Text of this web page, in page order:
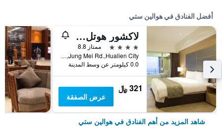
أفضل الفنادق في هوالين ستي
لاكشور هوتل هولين
4 نجوم
ممتاز 8.8
No.142,Jung Mei Rd.,Hualien City, هوالين ستي, تايوان
0.0 كيلومتر عن وسط المدينة
321 ﷼
عرض الصفقة
شاهد المزيد من أهم الفنادق في هوالين ستي